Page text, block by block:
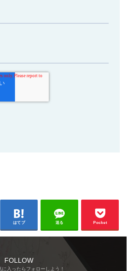
はてブ 送る Pocket
FOLLOW